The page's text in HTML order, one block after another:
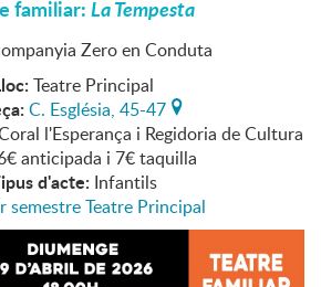
familiar:La Tempesta
Zero en Conduta
Teatre Principal
C. Església, 45-47
l'Esperança i Regidoria de Cultura
anticipada i 7€ taquilla
d'acte: Infantils
semestre Teatre Principal